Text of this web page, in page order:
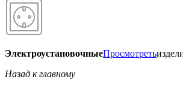
ЭлектроустановочныеПросмотреть
Назад к главному